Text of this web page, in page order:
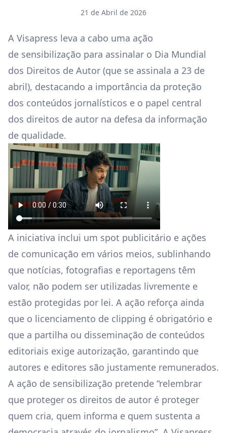
21 de Abril de 2026
A Visapress leva a cabo uma ação
de sensibilização para assinalar o Dia Mundial
dos Direitos de Autor (que se assinala a 23 de
abril), destacando a importância da proteção
dos conteúdos jornalísticos e o papel central
dos direitos de autor na defesa da informação
de qualidade.
A iniciativa inclui um spot publicitário e ações
de comunicação em vários meios, sublinhando
que notícias, fotografias e reportagens têm
valor, não podem ser utilizadas livremente e
estão protegidas por lei. A ação reforça ainda
que o licenciamento de clipping é obrigatório e
que a partilha ou disseminação de conteúdos
editoriais exige autorização, garantindo que
autores e editores são justamente remunerados.
A ação de sensibilização pretende “relembrar
que proteger os direitos de autor é proteger
quem cria, quem informa e quem sustenta a